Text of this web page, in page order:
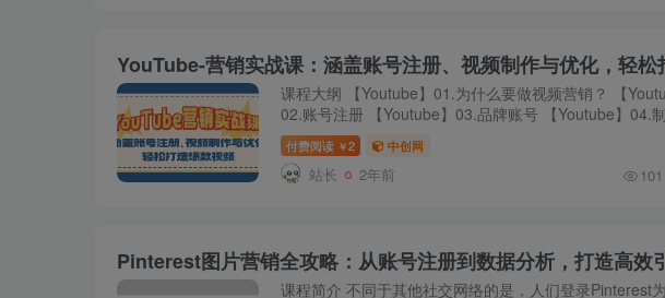
课程大纲 【Youtube】01.为什么要做视频营销？ 【
02.账号注册 【Youtube】03.品牌账号 【Youtube】04.
销视频 【Youtube】05.上传视频要注意 【Youtube】06.
版面...
付费阅读 ￥2 中创网
站长 2年前 101
课程简介 不同于其他社交网络的是，人们登录Pinterest